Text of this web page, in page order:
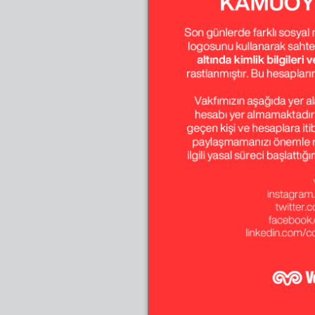
Temmuz -
Ekim - Kasım -
Temmuz -
Ekim - Kasım -
Temmuz -
Ekim - Kasım -
Temmuz -
Ekim - Kasım -
Temmuz -
Ekim - Kasım -
Temmuz -
Ekim - Kasım -